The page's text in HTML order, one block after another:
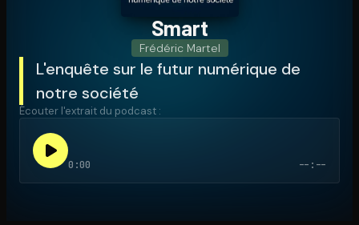
Ouvre l'app Appareil photo, pointe sur le code. C'est gratuit à
Smart
Frédéric Martel
L'enquête sur le futur numérique de
notre société
Écouter l'extrait du podcast :
0:00 --:--